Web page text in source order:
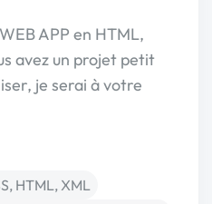
APP en HTML,
avez un projet petit
je serai à votre
HTML, XML